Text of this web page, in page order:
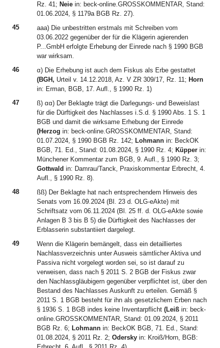
Rz. 41; Neie in: beck-online.GROSSKOMMENTAR, Stand:
01.06.2024, § 1179a BGB Rz. 27).
45
aaa) Die unbestritten erstmals mit Schreiben vom
03.06.2022 gegenüber der für die Klägerin agierenden
P...GmbH erfolgte Erhebung der Einrede nach § 1990 BGB
war wirksam.
46
α) Die Erhebung ist auch dem Fiskus als Erbe gestattet
(BGH, Urteil v. 14.12.2018, Az. V ZR 309/17, Rz. 11; Horn
in: Erman, BGB, 17. Aufl., § 1990 Rz. 1)
47
ß) αα) Der Beklagte trägt die Darlegungs- und Beweislast
für die Dürftigkeit des Nachlasses i.S.d. § 1990 Abs. 1 S. 1
BGB und damit die wirksame Erhebung der Einrede
(Herzog in: beck-online.GROSSKOMMENTAR, Stand:
01.07.2024, § 1990 BGB Rz. 142; Lohmann in: BeckOK
BGB, 71. Ed., Stand: 01.08.2024, § 1990 Rz. 4; Küpper in:
Münchener Kommentar zum BGB, 9. Aufl., § 1990 Rz. 3;
Gottwald in: Damrau/Tanck, Praxiskommentar Erbrecht, 4.
Aufl., § 1990 Rz. 8).
48
ßß) Der Beklagte hat nach entsprechendem Hinweis des
Senats vom 16.09.2024 (Bl. 23 d. OLG-eAkte) mit
Schriftsatz vom 06.11.2024 (Bl. 25 ff. d. OLG-eAkte sowie
Anlagen B 3 bis B 5) die Dürftigkeit des Nachlasses der
Erblasserin substantiiert dargelegt.
49
Wenn die Klägerin bemängelt, dass ein detailliertes
Nachlassverzeichnis unter Ausweis sämtlicher Aktiva und
Passiva nicht vorgelegt worden sei, so ist darauf zu
verweisen, dass nach § 2011 S. 2 BGB der Fiskus zwar
den Nachlassgläubigern gegenüber verpflichtet ist, über den
Bestand des Nachlasses Auskunft zu erteilen. Gemäß §
2011 S. 1 BGB besteht für ihn als gesetzlichem Erben nach
§ 1936 S. 1 BGB indes keine Inventarpflicht (Leiß in: beck-
online.GROSSKOMMENTAR, Stand: 01.09.2024, § 2011
BGB Rz. 6; Lohmann in: BeckOK BGB, 71. Ed., Stand:
01.08.2024, § 2011 Rz. 2; Odersky in: Kroiß/Horn, BGB: